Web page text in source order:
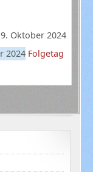
Oktober 2024
2024 Folgetag